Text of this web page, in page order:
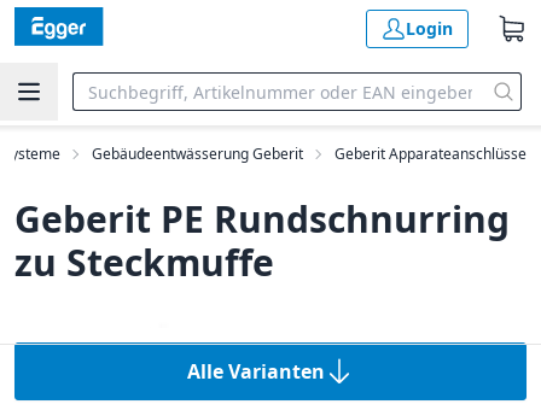
Login
Gebäudeentwässerung Geberit Geberit Apparateanschlüsse
Geberit PE Rundschnurring
zu Steckmuffe
Alle Varianten